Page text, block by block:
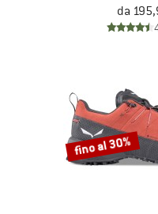
da
fino al 30%